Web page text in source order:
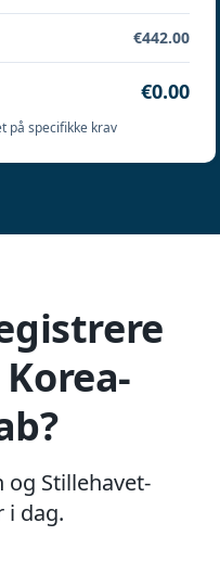
€442.00
€0.00
på specifikke krav
og Stillehavet-
i dag.